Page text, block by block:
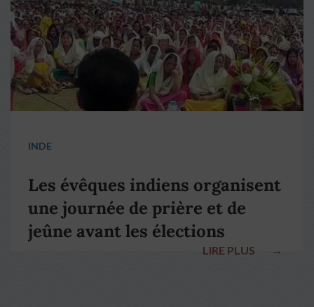
INDE
Les évêques indiens organisent
une journée de prière et de
jeûne avant les élections
LIRE PLUS →